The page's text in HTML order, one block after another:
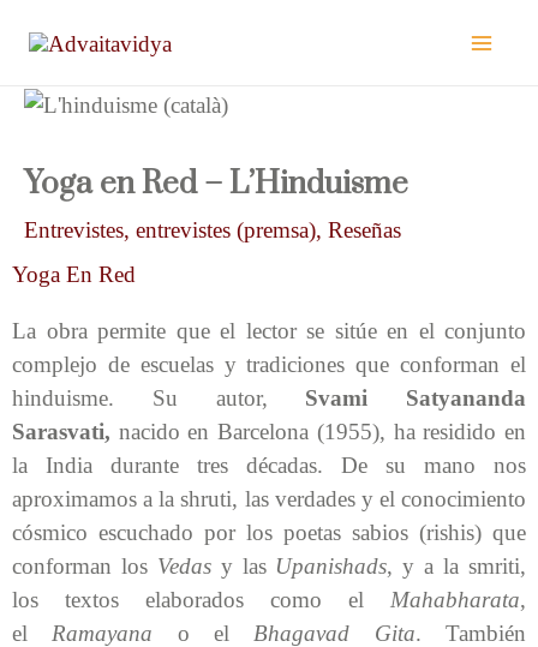
Yoga en Red – L’Hinduisme
Entrevistes, entrevistes (premsa), Reseñas
Yoga En Red
La obra permite que el lector se sitúe en el conjunto
complejo de escuelas y tradiciones que conforman el
hinduisme. Su autor, Svami Satyananda
Sarasvati, nacido en Barcelona (1955), ha residido en
la India durante tres décadas. De su mano nos
aproximamos a la shruti, las verdades y el conocimiento
cósmico escuchado por los poetas sabios (rishis) que
conforman los Vedasy las Upanishads, y a la smriti,
los textos elaborados como el Mahabharata,
el Ramayana o el Bhagavad Gita. También